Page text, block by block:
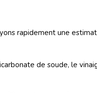
rapidement une
de soude, le